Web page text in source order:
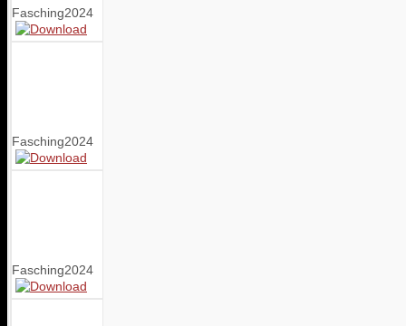
Fasching2024
Fasching2024
Fasching2024